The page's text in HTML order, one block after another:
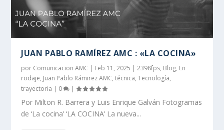
JUAN PABLO RAMÍREZ AMC : «LA COCINA»
por Comunicacion AMC | Feb 11, 2025 |2398fps, Blog, En
rodaje, Juan Pablo Rámirez AMC,técnica,Tecnología,
trayectoria | 0 |
Por Milton R. Barrera y Luis Enrique Galván Fotogramas
de ‘La cocina’ ‘LA COCINA’ La nueva...